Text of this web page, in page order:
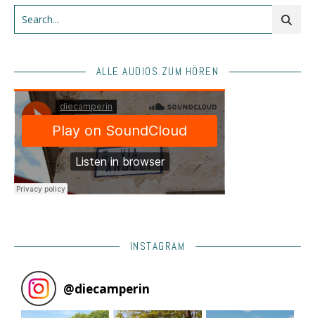
ALLE AUDIOS ZUM HÖREN
INSTAGRAM
@diecamperin